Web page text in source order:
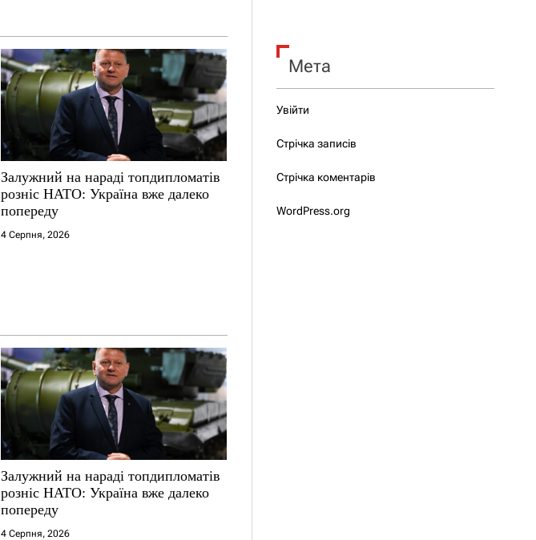
Залужний на нараді топдипломатів
розніс НАТО: Україна вже далеко
попереду
4 Серпня, 2026
Залужний на нараді топдипломатів
розніс НАТО: Україна вже далеко
попереду
4 Серпня, 2026
Мета
Увійти
Стрічка записів
Стрічка коментарів
WordPress.org